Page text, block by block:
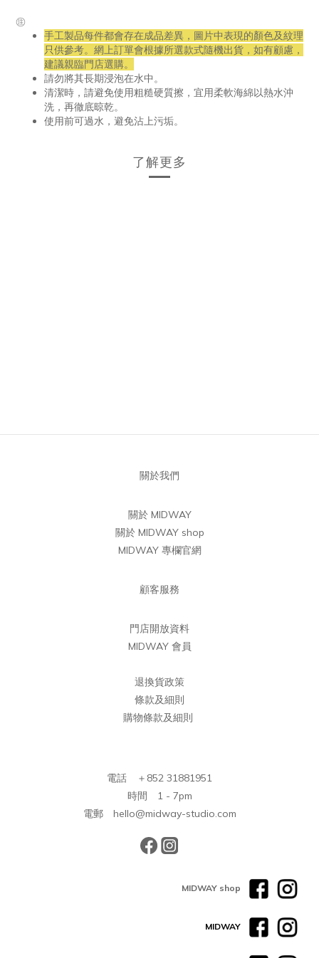
㊟
手工製品每件都會存在成品差異，圖片中表現的顏色及紋理
只供參考。網上訂單會根據所選款式隨機出貨，如有顧慮，
建議親臨門店選購。
請勿將其長期浸泡在水中。
清潔時，請避免使用粗糙硬質擦，宜用柔軟海綿以熱水沖
洗，再徹底晾乾。
使用前可過水，避免沾上污垢。
了解更多
關於我們
關於 MIDWAY
關於 MIDWAY shop
MIDWAY 專欄官網
顧客服務
門店開放資料
MIDWAY 會員
退換貨政策
條款及細則
購物條款及細則
電話 ＋852 31881951
時間 1 - 7pm
電郵 hello@midway-studio.com
MIDWAY shop
MIDWAY